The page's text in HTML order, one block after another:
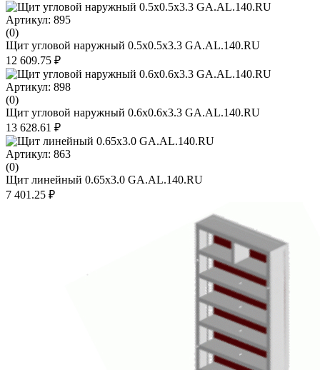
Артикул: 895
(0)
Щит угловой наружный 0.5х0.5х3.3 GA.AL.140.RU
12 609.75 ₽
Артикул: 898
(0)
Щит угловой наружный 0.6х0.6х3.3 GA.AL.140.RU
13 628.61 ₽
Артикул: 863
(0)
Щит линейный 0.65х3.0 GA.AL.140.RU
7 401.25 ₽